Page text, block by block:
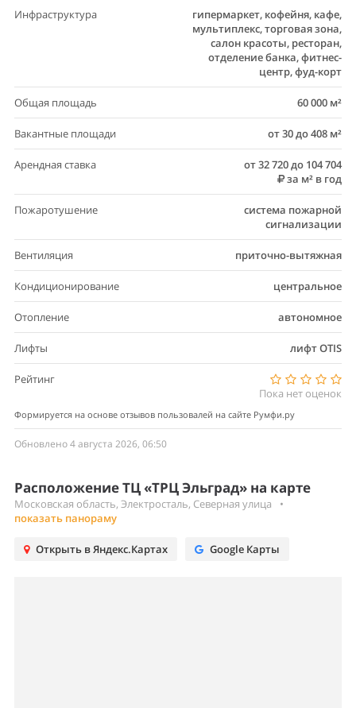
Инфраструктура
гипермаркет, кофейня, кафе,
мультиплекс, торговая зона,
салон красоты, ресторан,
отделение банка, фитнес-
центр, фуд-корт
Общая площадь 60 000 м²
Вакантные площади от 30 до 408 м²
Арендная ставка
от 32 720 до 104 704
за м² в год
Пожаротушение
система пожарной
сигнализации
Вентиляция приточно-вытяжная
Кондиционирование центральное
Отопление автономное
Лифты лифт OTIS
Рейтинг
Пока нет оценок
Формируется на основе отзывов пользовалей на сайте Румфи.ру
Обновлено 4 августа 2026, 06:50
Расположение ТЦ «ТРЦ Эльград» на карте
Московская область, Электросталь, Северная улица
•
показать панораму
Открыть в Яндекс.Картах Google Карты